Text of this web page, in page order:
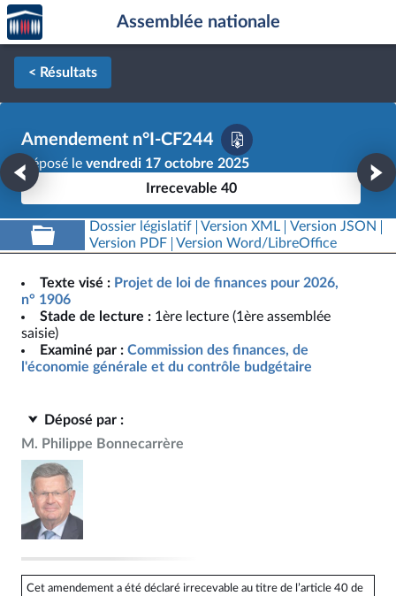
Aller au contenu
Aller en bas de la page
Accèder
à la
page
d'accueil
Assemblée nationale
< Résultats
Amendement n°I-CF244
Déposé le vendredi 17 octobre 2025
Irrecevable 40
Dossier législatif Version XML
Version JSON
Version PDF
Version Word/LibreOffice
Texte visé : Projet de loi de finances pour 2026,
n° 1906
Stade de lecture : 1ère lecture (1ère assemblée
saisie)
Examiné par : Commission des finances, de
l'économie générale et du contrôle budgétaire
Déposé par :
M. Philippe Bonnecarrère
Cet amendement a été déclaré irrecevable au titre de l’article 40 de